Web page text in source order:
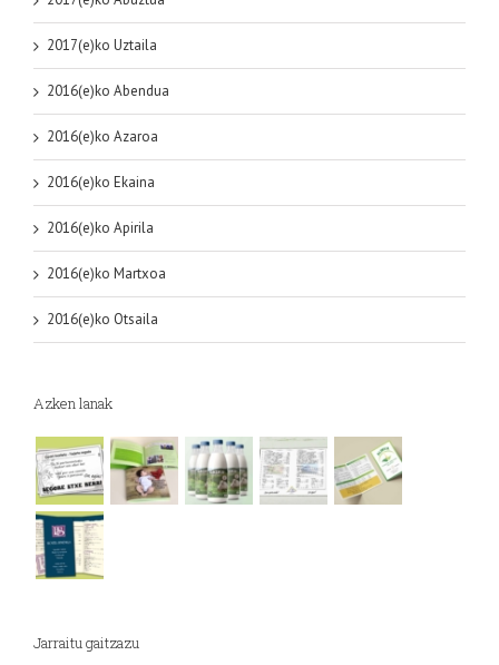
2017(e)ko Uztaila
2016(e)ko Abendua
2016(e)ko Azaroa
2016(e)ko Ekaina
2016(e)ko Apirila
2016(e)ko Martxoa
2016(e)ko Otsaila
Azken lanak
Jarraitu gaitzazu